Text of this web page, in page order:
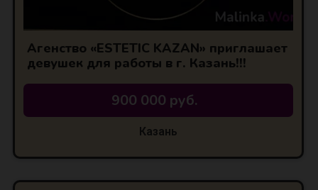
Агенство «ESTETIC KAZAN» приглашает
девушек для работы в г. Казань!!!
900 000 руб.
Казань